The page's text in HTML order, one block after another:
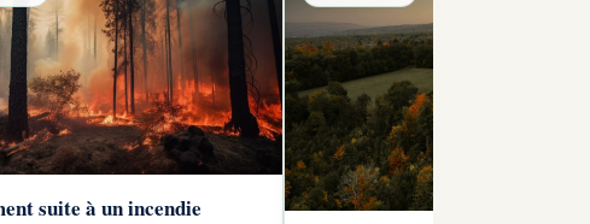
suite à un incendie